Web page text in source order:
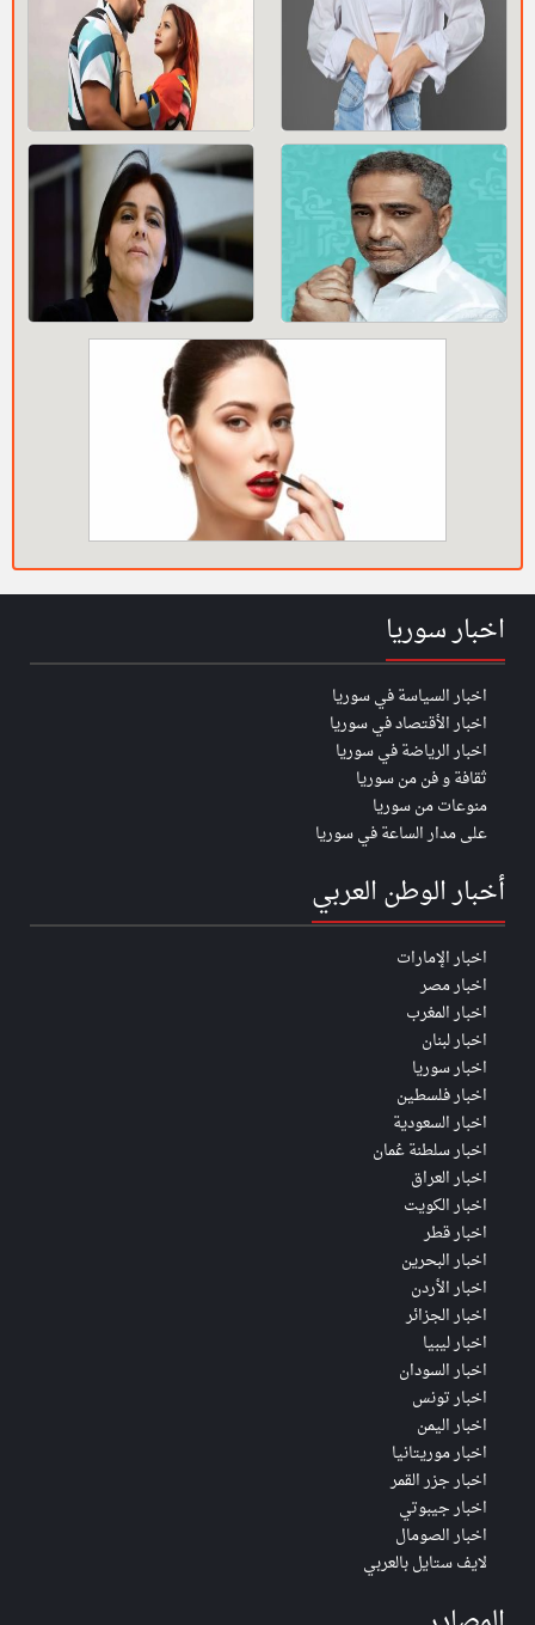
اخبار سوريا
اخبار السياسة في سوريا
اخبار الأقتصاد في سوريا
اخبار الرياضة في سوريا
ثقافة و فن من سوريا
منوعات من سوريا
على مدار الساعة في سوريا
أخبار الوطن العربي
اخبار الإمارات
اخبار مصر
اخبار المغرب
اخبار لبنان
اخبار سوريا
اخبار فلسطين
اخبار السعودية
اخبار سلطنة عُمان
اخبار العراق
اخبار الكويت
اخبار قطر
اخبار البحرين
اخبار الأردن
اخبار الجزائر
اخبار ليبيا
اخبار السودان
اخبار تونس
اخبار اليمن
اخبار موريتانيا
اخبار جزر القمر
اخبار جيبوتي
اخبار الصومال
لايف ستايل بالعربي